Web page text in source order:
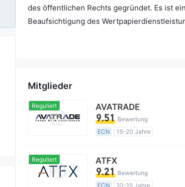
des öffentlichen Rechts gegründet. Es ist
Beaufsichtigung des
Mitglieder
Reguliert AVATRADE
9.51 Bewertung
ECN
15-20 Jahre
MT4-Volllizenz
Reguliert ATFX
9.21 Bewertung
ECN
10-15 Jahre